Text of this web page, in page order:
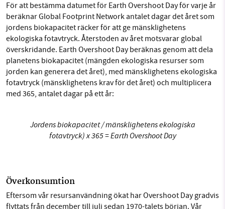
För att bestämma datumet för Earth Overshoot Day för varje år
beräknar Global Footprint Network antalet dagar det året som
jordens biokapacitet räcker för att ge mänsklighetens
ekologiska fotavtryck. Återstoden av året motsvarar global
överskridande. Earth Overshoot Day beräknas genom att dela
planetens biokapacitet (mängden ekologiska resurser som
jorden kan generera det året), med mänsklighetens ekologiska
fotavtryck (mänsklighetens krav för det året) och multiplicera
med 365, antalet dagar på ett år:
Jordens biokapacitet / mänsklighetens ekologiska
fotavtryck) x 365 = Earth Overshoot Day
Överkonsumtion
Eftersom vår resursanvändning ökat har Overshoot Day gradvis
flyttats från december till juli sedan 1970-talets början. Vår